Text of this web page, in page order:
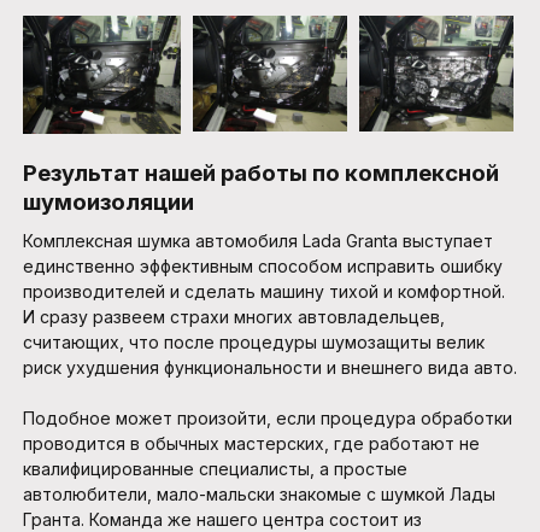
Результат нашей работы по комплексной
шумоизоляции
Комплексная шумка автомобиля Lada Granta выступает
единственно эффективным способом исправить ошибку
производителей и сделать машину тихой и комфортной.
И сразу развеем страхи многих автовладельцев,
считающих, что после процедуры шумозащиты велик
риск ухудшения функциональности и внешнего вида авто.
Подобное может произойти, если процедура обработки
проводится в обычных мастерских, где работают не
квалифицированные специалисты, а простые
автолюбители, мало-мальски знакомые с шумкой Лады
Гранта. Команда же нашего центра состоит из